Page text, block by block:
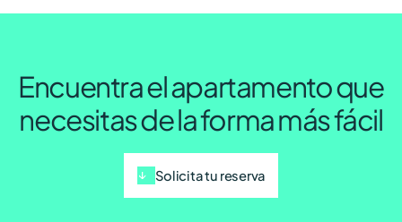
Encuentra el apartamento que
necesitas de la forma más fácil
Solicita tu reserva